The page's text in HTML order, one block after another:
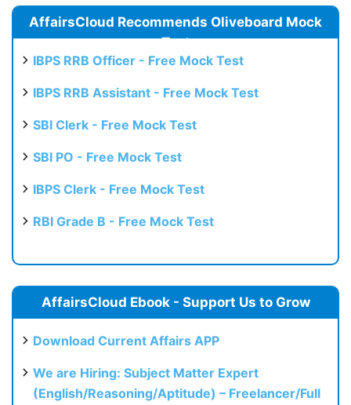
AffairsCloud Recommends Oliveboard Mock
Test
IBPS RRB Officer - Free Mock Test
IBPS RRB Assistant - Free Mock Test
SBI Clerk - Free Mock Test
SBI PO - Free Mock Test
IBPS Clerk - Free Mock Test
RBI Grade B - Free Mock Test
AffairsCloud Ebook - Support Us to Grow
Download Current Affairs APP
We are Hiring: Subject Matter Expert
(English/Reasoning/Aptitude) – Freelancer/Full